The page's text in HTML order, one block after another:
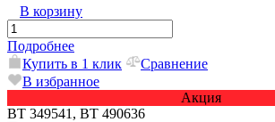
В корзину
Подробнее
Купить в 1 клик
Сравнение
В избранное
Акция
ВТ 349541, ВТ 490636